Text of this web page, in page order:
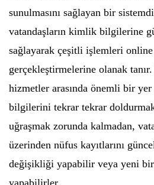
sunulmasını sağlayan bir
vatandaşların kimlik bilgilerine
sağlayarak çeşitli işlemleri
gerçekleştirmelerine olanak
hizmetler arasında önemli bir
bilgilerini tekrar tekrar
uğraşmak zorunda kalmadan,
üzerinden nüfus kayıtlarını
değişikliği yapabilir veya yeni
yapabilirler.